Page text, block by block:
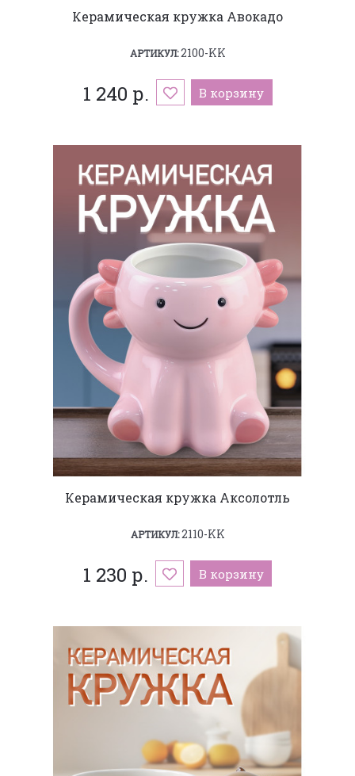
Керамическая кружка Авокадо
АРТИКУЛ:2100-KK
1 240 р. В корзину
Керамическая кружка Аксолотль
АРТИКУЛ:2110-KK
1 230 р. В корзину